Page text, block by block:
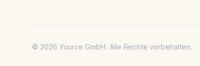
© 2026 Yource GmbH. Alle Rechte vorbehalten.